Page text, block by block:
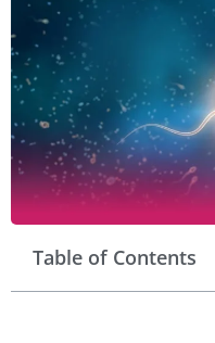
Table of Contents